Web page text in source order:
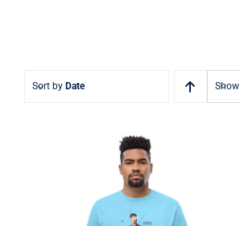
Sort by Date Show
Collage clásico de